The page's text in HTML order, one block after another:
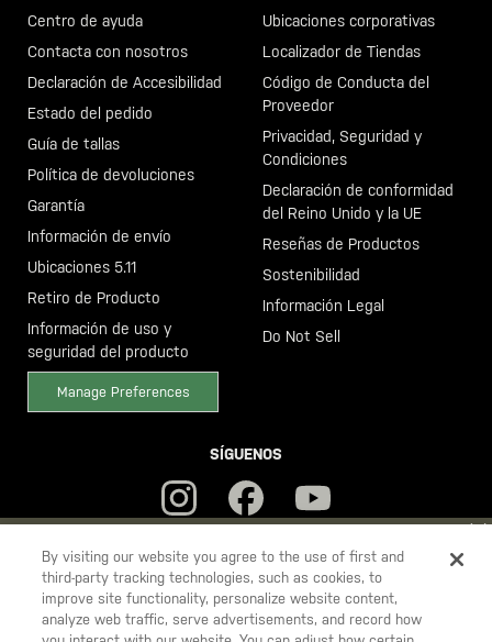
YOU ARE SHOPPING ON OURESPAÑA SITE. WOULD YOU LIKE
TO SHIP TO ANOTHER COUNTRY?
STAY ONESPAÑA
Centro de ayuda
Contacta con nosotros
Declaración de Accesibilidad
Estado del pedido
Guía de tallas
Política de devoluciones
Garantía
Información de envío
Ubicaciones 5.11
Retiro de Producto
Información de uso y
seguridad del producto
Manage Preferences
Ubicaciones corporativas
Localizador de Tiendas
Código de Conducta del
Proveedor
Privacidad, Seguridad y
Condiciones
Declaración de conformidad
del Reino Unido y la UE
Reseñas de Productos
Sostenibilidad
Información Legal
Do Not Sell
SÍGUENOS
5.11
Tactical
By visiting our website you agree to the use of first and
third-party tracking technologies, such as cookies, to
improve site functionality, personalize website content,
analyze web traffic, serve advertisements, and record how